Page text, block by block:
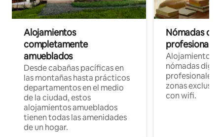
Alojamientos
completamente
amueblados
Desde cabañas pacíficas en
las montañas hasta prácticos
departamentos en el medio
de la ciudad, estos
alojamientos amueblados
tienen todas las amenidades
de un hogar.
Nómadas
Alojamientos
nómadas
profesionales
zonas
con wifi.